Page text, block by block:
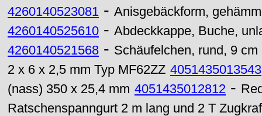
4260140523081 - Anisgebäckform,
4260140525610 - Abdeckkappe, Buche,
4260140521568 - Schäufelchen, rund, 9 cm
2 x 6 x 2,5 mm Typ MF62ZZ 4051435013543
(nass) 350 x 25,4 mm 4051435012812 -
Ratschenspanngurt 2 m lang und 2 T